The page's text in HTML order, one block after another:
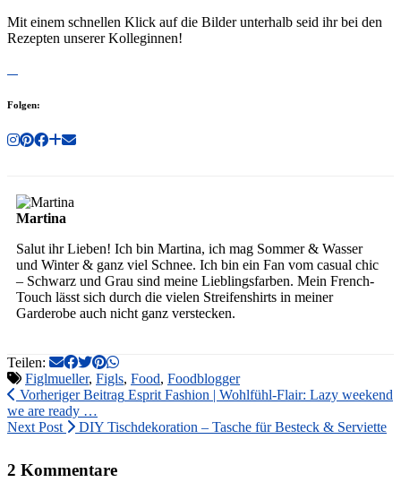
Mit einem schnellen Klick auf die Bilder unterhalb seid ihr bei den
Rezepten unserer Kolleginnen!
Folgen:
Martina
Salut ihr Lieben! Ich bin Martina, ich mag Sommer & Wasser
und Winter & ganz viel Schnee. Ich bin ein Fan vom casual chic
– Schwarz und Grau sind meine Lieblingsfarben. Mein French-
Touch lässt sich durch die vielen Streifenshirts in meiner
Garderobe auch nicht ganz verstecken.
Teilen:
Figlmueller, Figls, Food, Foodblogger
Vorheriger Beitrag Esprit Fashion | Wohlfühl-Flair: Lazy weekend
we are ready …
Next Post
DIY Tischdekoration – Tasche für Besteck & Serviette
2 Kommentare